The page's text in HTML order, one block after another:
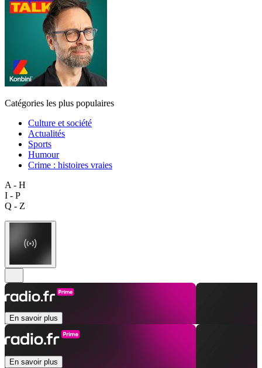
Catégories les plus populaires
Culture et société
Actualités
Sports
Humour
Crime : histoires vraies
A - H
I - P
Q - Z
En savoir plus
En savoir plus